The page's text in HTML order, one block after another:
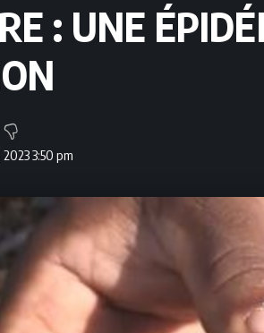
: UNE
2023 3:50 pm